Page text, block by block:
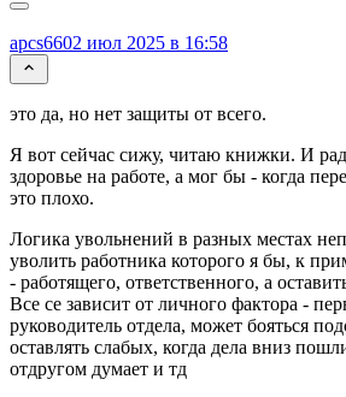
apcs6602 июл 2025 в 16:58
это да, но нет защиты от всего.
Я вот сейчас сижу, читаю книжки. И
здоровье на работе, а мог бы - когда
это плохо.
Логика увольнений в разных местах
уволить работника которого я бы, к
- работящего, ответственного, а
Все се зависит от личного фактора -
руководитель отдела, может бояться
оставлять слабых, когда дела вниз
отдругом думает и тд